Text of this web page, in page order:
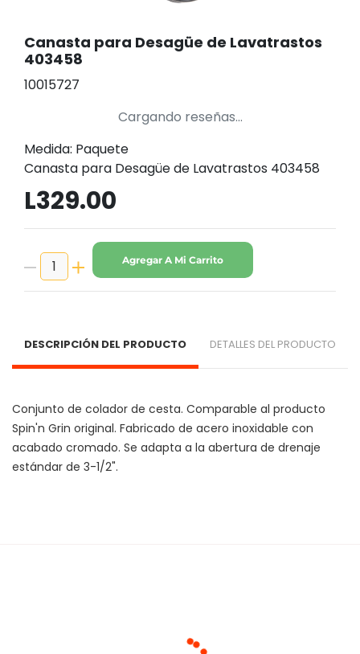
Canasta para Desagüe de Lavatrastos
403458
10015727
Cargando reseñas...
Medida: Paquete
Canasta para Desagüe de Lavatrastos 403458
L329.00
Agregar A Mi Carrito
DESCRIPCIÓN DEL PRODUCTO DETALLES DEL PRODUCTO
Conjunto de colador de cesta. Comparable al producto
Spin'n Grin original. Fabricado de acero inoxidable con
acabado cromado. Se adapta a la abertura de drenaje
estándar de 3-1/2".